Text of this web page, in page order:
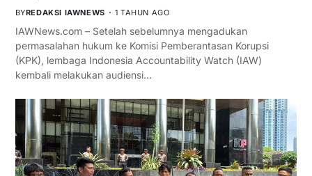
BYREDAKSI IAWNEWS 1 TAHUN AGO
IAWNews.com – Setelah sebelumnya mengadukan
permasalahan hukum ke Komisi Pemberantasan Korupsi
(KPK), lembaga Indonesia Accountability Watch (IAW)
kembali melakukan audiensi…